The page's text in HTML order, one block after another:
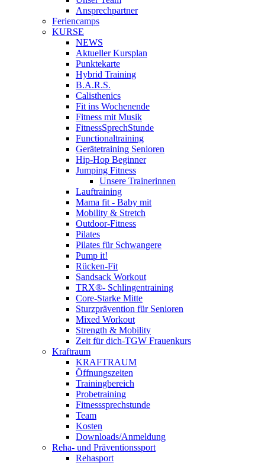
Ansprechpartner
Feriencamps
KURSE
NEWS
Aktueller Kursplan
Punktekarte
Hybrid Training
B.A.R.S.
Calisthenics
Fit ins Wochenende
Fitness mit Musik
FitnessSprechStunde
Functionaltraining
Gerätetraining Senioren
Hip-Hop Beginner
Jumping Fitness
Unsere Trainerinnen
Lauftraining
Mama fit - Baby mit
Mobility & Stretch
Outdoor-Fitness
Pilates
Pilates für Schwangere
Pump it!
Rücken-Fit
Sandsack Workout
TRX®- Schlingentraining
Core-Starke Mitte
Sturzprävention für Senioren
Mixed Workout
Strength & Mobility
Zeit für dich-TGW Frauenkurs
Kraftraum
KRAFTRAUM
Öffnungszeiten
Trainingbereich
Probetraining
Fitnesssprechstunde
Team
Kosten
Downloads/Anmeldung
Reha- und Präventionssport
Rehasport